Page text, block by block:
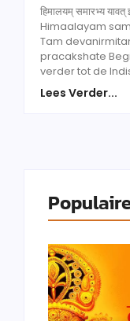
हिमालयम् समारभ्य यावत्
Himaalayam
Tam
pracakshate
verder tot de
Lees Verder...